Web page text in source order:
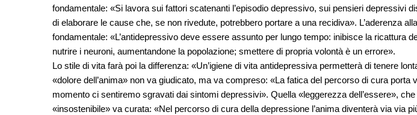
fondamentale: «Si lavora sui fattori scatenanti l’episodio depressivo, sui pensieri depressivi
di elaborare le cause che, se non rivedute, potrebbero portare a una recidiva». L’aderenza
fondamentale: «L’antidepressivo deve essere assunto per lungo tempo: inibisce la ricattura
nutrire i neuroni, aumentandone la popolazione; smettere di propria volontà è un errore».
Lo stile di vita farà poi la differenza: «Un’igiene di vita antidepressiva permetterà di tenere
«dolore dell’anima» non va giudicato, ma va compreso: «La fatica del percorso di cura porta
momento ci sentiremo sgravati dai sintomi depressivi». Quella «leggerezza dell’essere»,
«insostenibile» va curata: «Nel percorso di cura della depressione l’anima diventerà via via